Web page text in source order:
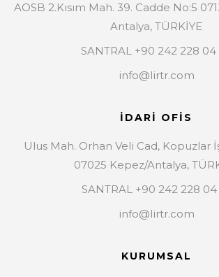
AOSB 2.Kısım Mah. 39. Cadde No:5
Antalya, TÜRKİYE
SANTRAL +90 242 228 04
info@lirtr.com
İDARİ OFİS
Ulus Mah. Orhan Veli Cad, Kopuzlar
07025 Kepez/Antalya,
SANTRAL +90 242 228 04
info@lirtr.com
KURUMSAL